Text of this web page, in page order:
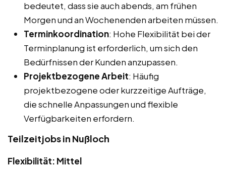
bedeutet, dass sie auch abends, am frühen
Morgen und an Wochenenden arbeiten müssen.
Terminkoordination: Hohe Flexibilität bei der
Terminplanung ist erforderlich, um sich den
Bedürfnissen der Kunden anzupassen.
Projektbezogene Arbeit: Häufig
projektbezogene oder kurzzeitige Aufträge,
die schnelle Anpassungen und flexible
Verfügbarkeiten erfordern.
Teilzeitjobs in Nußloch
Flexibilität: Mittel